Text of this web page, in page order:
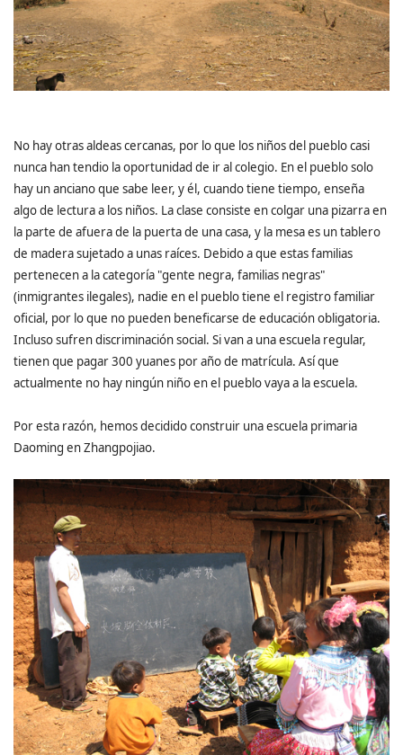
No hay otras aldeas cercanas, por lo que los niños del pueblo casi
nunca han tendio la oportunidad de ir al colegio. En el pueblo solo
hay un anciano que sabe leer, y él, cuando tiene tiempo, enseña
algo de lectura a los niños. La clase consiste en colgar una pizarra en
la parte de afuera de la puerta de una casa, y la mesa es un tablero
de madera sujetado a unas raíces. Debido a que estas familias
pertenecen a la categoría "gente negra, familias negras"
(inmigrantes ilegales), nadie en el pueblo tiene el registro familiar
oficial, por lo que no pueden beneficarse de educación obligatoria.
Incluso sufren discriminación social. Si van a una escuela regular,
tienen que pagar 300 yuanes por año de matrícula. Así que
actualmente no hay ningún niño en el pueblo vaya a la escuela.
Por esta razón, hemos decidido construir una escuela primaria
Daoming en Zhangpojiao.